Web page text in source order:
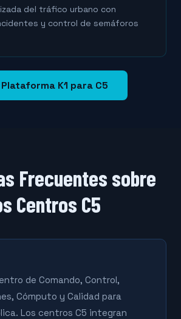
del tráfico urbano con
y control de semáforos
K1 para C5
Frecuentes sobre
Centros C5
de Comando, Control,
Cómputo y Calidad para
Los centros C5 integran